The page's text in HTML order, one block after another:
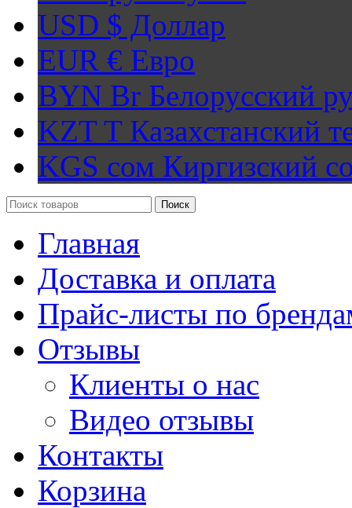
USD $ Доллар
EUR € Евро
BYN Br Белорусский
KZT TКазахстанский
KGS сом Киргизский
Поиск
Главная
Доставка и оплата
Прайс-листы по
Отзывы
Клиенты о нас
Видео отзывы
Контакты
Корзина